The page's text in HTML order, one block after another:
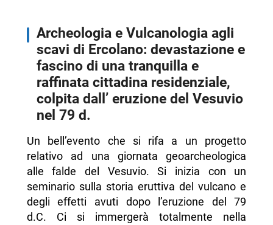
Archeologia e Vulcanologia agli
scavi di Ercolano: devastazione e
fascino di una tranquilla e
raffinata cittadina residenziale,
colpita dall’ eruzione del Vesuvio
nel 79 d.
Un bell’evento che si rifa a un progetto
relativo ad una giornata geoarcheologica
alle falde del Vesuvio. Si inizia con un
seminario sulla storia eruttiva del vulcano e
degli effetti avuti dopo l’eruzione del 79
d.C. Ci si immergerà totalmente nella